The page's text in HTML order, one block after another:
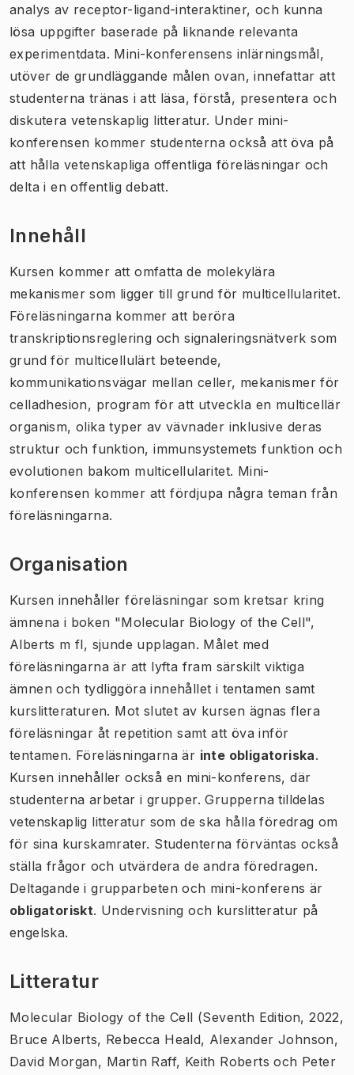
analys av receptor-ligand-interaktiner, och kunna
lösa uppgifter baserade på liknande relevanta
experimentdata. Mini-konferensens inlärningsmål,
utöver de grundläggande målen ovan, innefattar att
studenterna tränas i att läsa, förstå, presentera och
diskutera vetenskaplig litteratur. Under mini-
konferensen kommer studenterna också att öva på
att hålla vetenskapliga offentliga föreläsningar och
delta i en offentlig debatt.
Innehåll
Kursen kommer att omfatta de molekylära
mekanismer som ligger till grund för multicellularitet.
Föreläsningarna kommer att beröra
transkriptionsreglering och signaleringsnätverk som
grund för multicellulärt beteende,
kommunikationsvägar mellan celler, mekanismer för
celladhesion, program för att utveckla en multicellär
organism, olika typer av vävnader inklusive deras
struktur och funktion, immunsystemets funktion och
evolutionen bakom multicellularitet. Mini-
konferensen kommer att fördjupa några teman från
föreläsningarna.
Organisation
Kursen innehåller föreläsningar som kretsar kring
ämnena i boken "Molecular Biology of the Cell",
Alberts m fl, sjunde upplagan. Målet med
föreläsningarna är att lyfta fram särskilt viktiga
ämnen och tydliggöra innehållet i tentamen samt
kurslitteraturen. Mot slutet av kursen ägnas flera
föreläsningar åt repetition samt att öva inför
tentamen. Föreläsningarna är inte obligatoriska.
Kursen innehåller också en mini-konferens, där
studenterna arbetar i grupper. Grupperna tilldelas
vetenskaplig litteratur som de ska hålla föredrag om
för sina kurskamrater. Studenterna förväntas också
ställa frågor och utvärdera de andra föredragen.
Deltagande i grupparbeten och mini-konferens är
obligatoriskt. Undervisning och kurslitteratur på
engelska.
Litteratur
Molecular Biology of the Cell (Seventh Edition, 2022,
Bruce Alberts, Rebecca Heald, Alexander Johnson,
David Morgan, Martin Raff, Keith Roberts och Peter